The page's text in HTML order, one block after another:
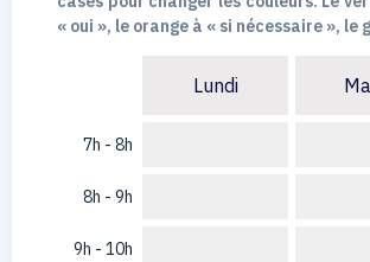
« oui », le orange à « si nécessaire », le
7h - 8h
8h - 9h
9h - 10h
Lundi